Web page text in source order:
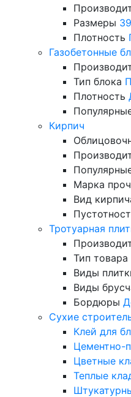
Размеры
Плотность
Газобетонные
Тип блока
Плотность
Кирпич
Марка
Вид
Тротуарная
Тип товара
Виды
Виды
Бордюры
Сухие
Клей для
Цементно-
Цветные
Теплые